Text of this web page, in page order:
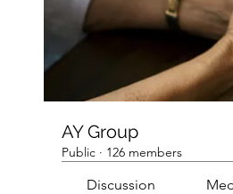
AY Group
Public · 126 members
Discussion